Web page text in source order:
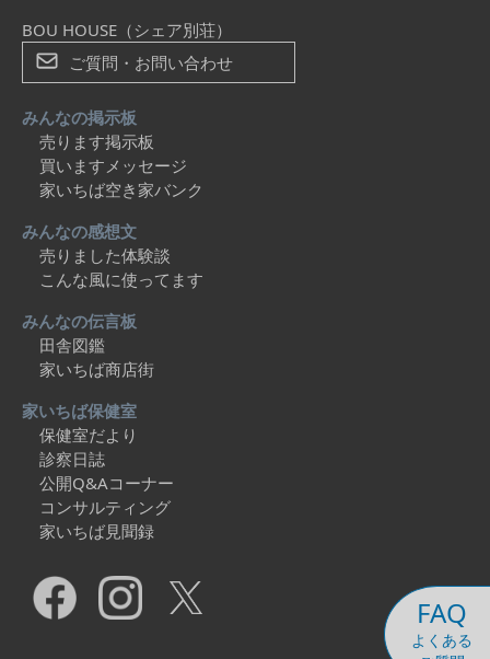
FAQ
よくある
BOU HOUSE（シェア別荘）
ご質問・お問い合わせ
みんなの掲示板
売ります掲示板
買いますメッセージ
家いちば空き家バンク
みんなの感想文
売りました体験談
こんな風に使ってます
みんなの伝言板
田舎図鑑
家いちば商店街
家いちば保健室
保健室だより
診察日誌
公開Q&Aコーナー
コンサルティング
家いちば見聞録